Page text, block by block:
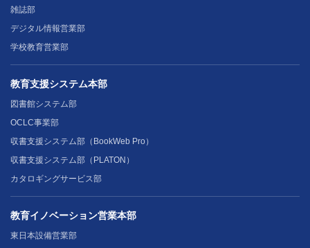
雑誌部
デジタル情報営業部
学校教育営業部
教育支援システム本部
図書館システム部
OCLC事業部
収書支援システム部（BookWeb Pro）
収書支援システム部（PLATON）
カタロギングサービス部
教育イノベーション営業本部
東日本設備営業部